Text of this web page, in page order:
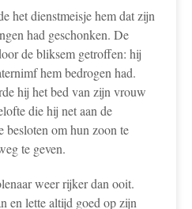
het dienstmeisje hem dat zijn
had geschonken. De
de bliksem getroffen: hij
hem bedrogen had.
hij het bed van zijn vrouw
die hij net aan de
besloten om hun zoon te
te geven.
weer rijker dan ooit.
en lette altijd goed op zijn